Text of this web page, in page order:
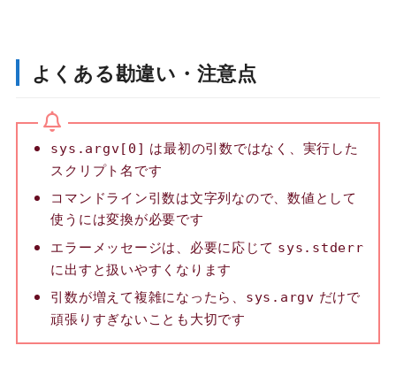
よくある勘違い・注意点
sys.argv[0] は最初の引数ではなく、実行した
スクリプト名です
コマンドライン引数は文字列なので、数値として
使うには変換が必要です
エラーメッセージは、必要に応じて sys.stderr
に出すと扱いやすくなります
引数が増えて複雑になったら、
sys.argv だけで
頑張りすぎないことも大切です